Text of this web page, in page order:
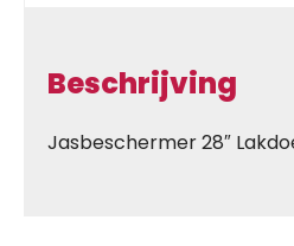
Beschrijving
Jasbeschermer 28″